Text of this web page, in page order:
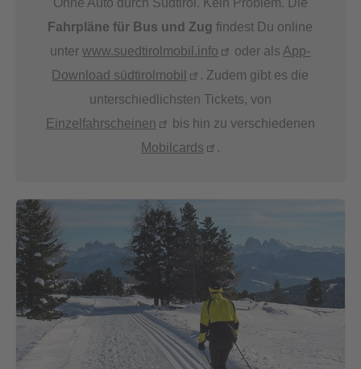
Fahrpläne für Bus und Zug findest Du online
unterwww.suedtirolmobil.info oder als App-
Download südtirolmobil
. Zudem gibt es die
unterschiedlichsten Tickets, von
Einzelfahrscheinen
bis hin zu verschiedenen
Mobilcards
.